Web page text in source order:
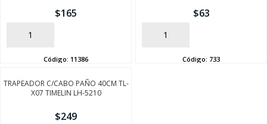
$165
AÑADIR
Código: 11386
$63
AÑADIR
Código: 733
TRAPEADOR C/CABO PAÑO 40CM TL-
X07 TIMELIN LH-5210
$249